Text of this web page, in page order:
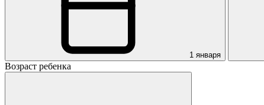
1 января
Возраст ребенка